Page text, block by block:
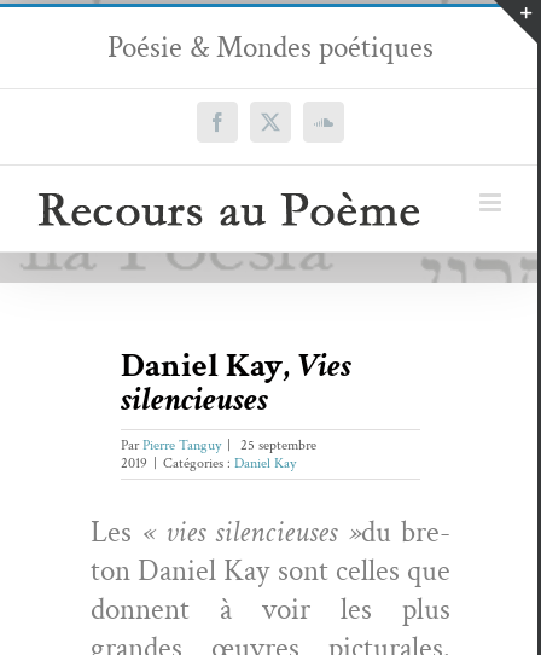
Passer
contenu
Poésie & Mondes poétiques
Facebook
X SoundCloud
Daniel Kay,Vies
silencieuses
ParPierre Tanguy
25 septembre
2019
Catégories : Daniel Kay
Les « vies silen­cieuses »du bre­
ton Daniel Kay sont celles que
don­nent à voir les plus